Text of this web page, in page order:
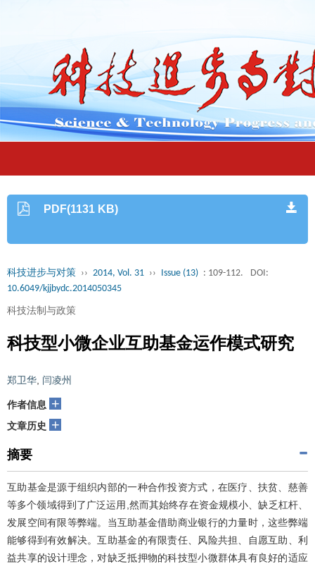
PDF(1131 KB)
科技进步与对策 ›› 2014, Vol. 31 ›› Issue (13) : 109-112.
DOI:
10.6049/kjjbydc.2014050345
科技法制与政策
科技型小微企业互助基金运作模式研究
郑卫华 闫凌州
作者信息 +
文章历史 +
摘要
互助基金是源于组织内部的一种合作投资方式，在医疗、扶贫、慈善
等多个领域得到了广泛运用,然而其始终存在资金规模小、缺乏杠杆、
发展空间有限等弊端。当互助基金借助商业银行的力量时，这些弊端
能够得到有效解决。互助基金的有限责任、风险共担、自愿互助、利
益共享的设计理念，对缺乏抵押物的科技型小微群体具有良好的适应